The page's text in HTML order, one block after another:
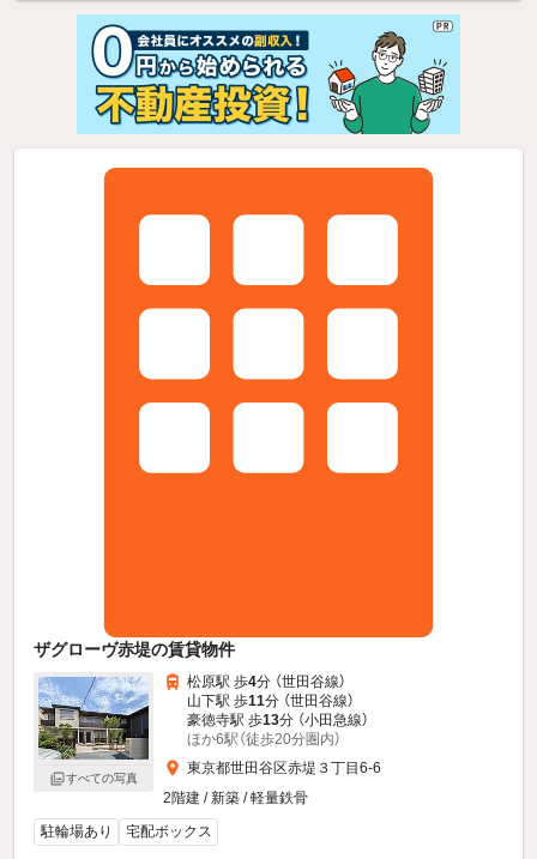
ザグローヴ赤堤の賃貸物件
すべての写真
松原駅 歩4分 （世田谷線）
山下駅 歩11分 （世田谷線）
豪徳寺駅 歩13分 （小田急線）
ほか6駅（徒歩20分圏内）
東京都世田谷区赤堤３丁目6-6
2階建 / 新築 / 軽量鉄骨
駐輪場あり
宅配ボックス